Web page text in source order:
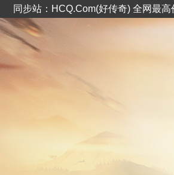
同步站：HCQ.Com(好传奇) 全网最